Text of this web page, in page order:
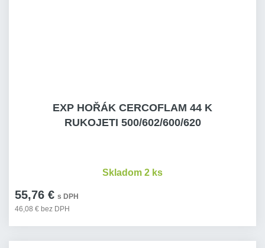
EXP HOŘÁK CERCOFLAM 44 K
RUKOJETI 500/602/600/620
55,76 € s DPH
46,08 € bez DPH
Skladom 2 ks